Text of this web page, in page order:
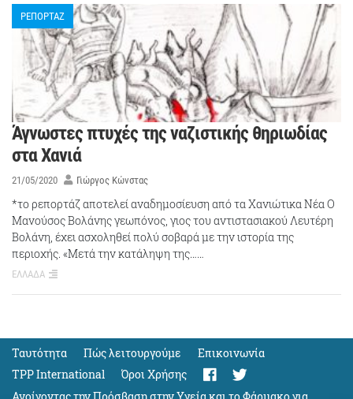
ΡΕΠΟΡΤΑΖ
Άγνωστες πτυχές της ναζιστικής θηριωδίας
στα Χανιά
21/05/2020 Γιώργος Κώνστας
*το ρεπορτάζ αποτελεί αναδημοσίευση από τα Χανιώτικα Νέα Ο
Μανούσος Βολάνης γεωπόνος, γιος του αντιστασιακού Λευτέρη
Βολάνη, έχει ασχοληθεί πολύ σοβαρά με την ιστορία της
περιοχής. «Μετά την κατάληψη της……
ΕΛΛΑΔΑ
Ταυτότητα Πώς λειτουργούμε
Eπικοινωνία
TPP International
Όροι Χρήσης